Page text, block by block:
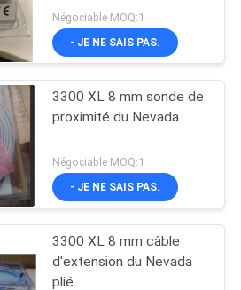
Négociable MOQ:1
- JE NE SAIS PAS.
3300 XL 8 mm sonde de
proximité du Nevada
Négociable MOQ:1
- JE NE SAIS PAS.
3300 XL 8 mm câble
d'extension du Nevada
plié